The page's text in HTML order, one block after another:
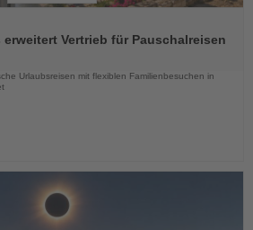
Vertrieb für Pauschalreisen
Urlaubsreisen mit flexiblen Familienbesuchen in